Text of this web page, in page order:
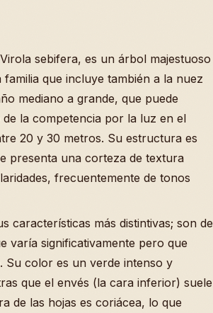
sebifera, es un árbol majestuoso
que incluye también a la nuez
mediano a grande, que puede
la competencia por la luz en el
20 y 30 metros. Su estructura es
presenta una corteza de textura
frecuentemente de tonos
características más distintivas; son de
varía significativamente pero que
Su color es un verde intenso y
que el envés (la cara inferior) suele
de las hojas es coriácea, lo que